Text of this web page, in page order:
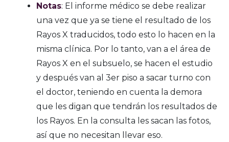
Notas: El informe médico se debe realizar
una vez que ya se tiene el resultado de los
Rayos X traducidos, todo esto lo hacen en la
misma clínica. Por lo tanto, van a el área de
Rayos X en el subsuelo, se hacen el estudio
y después van al 3er piso a sacar turno con
el doctor, teniendo en cuenta la demora
que les digan que tendrán los resultados de
los Rayos. En la consulta les sacan las fotos,
así que no necesitan llevar eso.